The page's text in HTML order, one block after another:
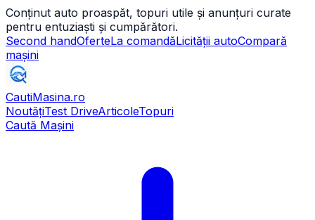
Conținut auto proaspăt, topuri utile și anunțuri curate
pentru entuziaști și cumpărători.
Second handOferteLa comandăLicității autoCompară
mașini
CautiMasina.ro
NoutățiTest DriveArticoleTopuri
Caută Mașini